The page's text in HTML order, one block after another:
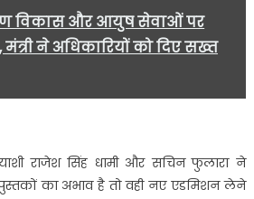
छत
पर
चढ़
विकास और आयुष सेवाओं पर
ने अधिकारियों को दिए सख्त
राजेश सिंह धामी और सचिन फुलारा ने
पुस्तकों का अभाव है तो वही नए एडमिशन लेने